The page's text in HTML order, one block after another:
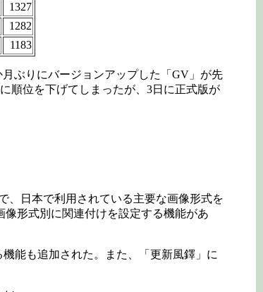
1327
1282
1183
ぶりにバージョンアップした「GV」が先
順位を下げてしまったが、3日に正式版が
、日本で利用されている主要な画像形式を
形式別に関連付けを設定する機能があ
能も追加された。また、「更新風鐸」に